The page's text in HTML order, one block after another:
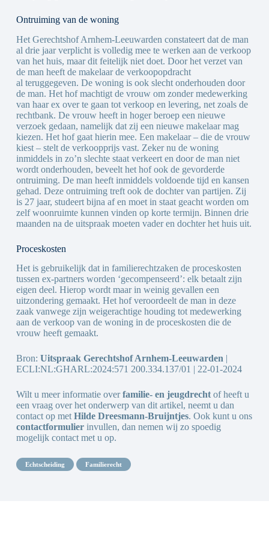
Ontruiming van de woning
Het Gerechtshof Arnhem-Leeuwarden constateert dat de man
al drie jaar verplicht is volledig mee te werken aan de verkoop
van het huis, maar dit feitelijk niet doet. Door het verzet van
de man heeft de makelaar de verkoopopdracht
al teruggegeven. De woning is ook slecht onderhouden door
de man. Het hof machtigt de vrouw om zonder medewerking
van haar ex over te gaan tot verkoop en levering, net zoals de
rechtbank. De vrouw heeft in hoger beroep een nieuwe
verzoek gedaan, namelijk dat zij een nieuwe makelaar mag
kiezen. Het hof gaat hierin mee. Een makelaar – die de vrouw
kiest – stelt de verkoopprijs vast. Zeker nu de woning
inmiddels in zo’n slechte staat verkeert en door de man niet
wordt onderhouden, beveelt het hof ook de gevorderde
ontruiming. De man heeft inmiddels voldoende tijd en kansen
gehad. Deze ontruiming treft ook de dochter van partijen. Zij
is 27 jaar, studeert bijna af en moet in staat geacht worden om
zelf woonruimte kunnen vinden op korte termijn. Binnen drie
maanden na de uitspraak moeten vader en dochter het huis uit.
Proceskosten
Het is gebruikelijk dat in familierechtzaken de proceskosten
tussen ex-partners worden ‘gecompenseerd’: elk betaalt zijn
eigen deel. Hierop wordt maar in weinig gevallen een
uitzondering gemaakt. Het hof veroordeelt de man in deze
zaak vanwege zijn weigerachtige houding tot medewerking
aan de verkoop van de woning in de proceskosten die de
vrouw heeft gemaakt.
Bron: Uitspraak Gerechtshof Arnhem-Leeuwarden |
ECLI:NL:GHARL:2024:571 200.334.137/01 | 22-01-2024
Wilt u meer informatie overfamilie- en jeugdrechtof heeft u
een vraag over het onderwerp van dit artikel, neemt u dan
contact op met Hilde Dreesmann-Bruijntjes. Ook kunt u ons
contactformulierinvullen, dan nemen wij zo spoedig
mogelijk contact met u op.
echtscheiding familierecht